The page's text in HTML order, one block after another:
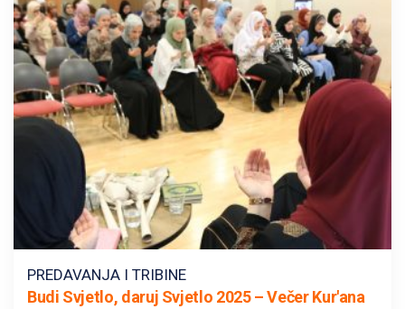
PREDAVANJA I TRIBINE
Budi Svjetlo, daruj Svjetlo 2025 – Večer Kur'ana